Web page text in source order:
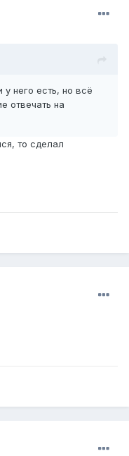
у него есть, но всё
отвечать на
то сделал